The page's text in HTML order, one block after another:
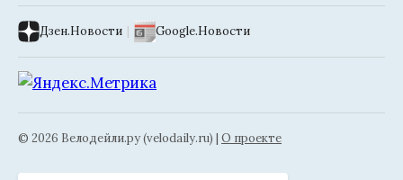
Дзен.Новости | Google.Новости
© 2026 Велодейли.ру (velodaily.ru) | О проекте